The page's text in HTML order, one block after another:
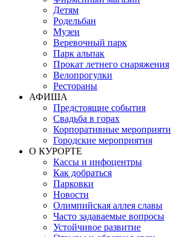
Детям
Родельбан
Музеи
Веревочный парк
Парк альпак
Прокат летнего снаряжения
Велопрогулки
Рестораны
АФИША
Предстоящие события
Свадьба в горах
Корпоративные
Городские мероприятия
О КУРОРТЕ
Кассы и инфоцентры
Как добраться
Парковки
Новости
Олимпийская аллея славы
Часто задаваемые вопросы
Устойчивое развитие